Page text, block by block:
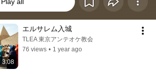
3:08
エルサレム入城
TLEA 東京アンテオケ教会
76 views • 1 year ago